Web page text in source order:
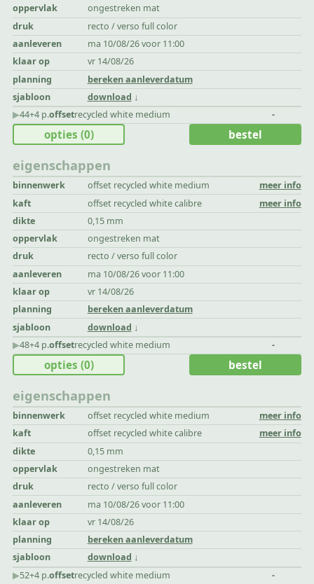
oppervlak
ongestreken mat
druk
recto / verso full color
aanleveren
ma 10/08/26 voor 11:00
klaar op
vr 14/08/26
planning
bereken aanleverdatum
sjabloon
download
▶︎44+4 p.offsetrecycled white medium -
eigenschappen
binnenwerk offset recycled white medium
meer info
kaft
offset recycled white calibre
meer info
dikte
0,15 mm
oppervlak
ongestreken mat
druk
recto / verso full color
aanleveren
ma 10/08/26 voor 11:00
klaar op
vr 14/08/26
planning
bereken aanleverdatum
sjabloon
download
opties (0) bestel
▶︎48+4 p.offsetrecycled white medium -
eigenschappen
binnenwerk offset recycled white medium
meer info
kaft
offset recycled white calibre
meer info
dikte
0,15 mm
oppervlak
ongestreken mat
druk
recto / verso full color
aanleveren
ma 10/08/26 voor 11:00
klaar op
vr 14/08/26
planning
bereken aanleverdatum
sjabloon
download
opties (0) bestel
▶︎52+4 p.offsetrecycled white medium -